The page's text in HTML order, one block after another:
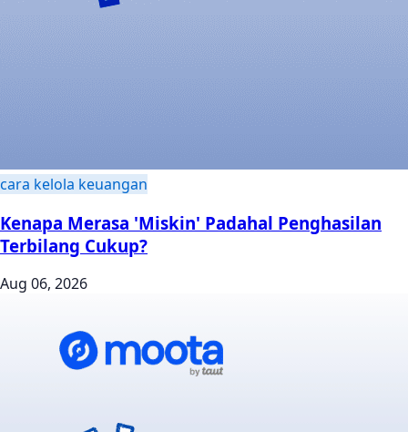
cara kelola keuangan
Kenapa Merasa 'Miskin' Padahal Penghasilan
Terbilang Cukup?
Aug 06, 2026